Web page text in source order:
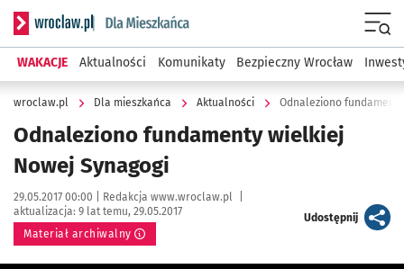
Serwis informacyjny wroclaw.pl podserwis: Dla mieszkańca
WAKACJE Aktualności Komunikaty Bezpieczny Wrocław
wroclaw.pl Dla mieszkańca Aktualności Odnaleziono
Odnaleziono fundamenty wielkiej
Nowej Synagogi
Data publikacji:
29.05.2017 00:00 | Autor:
Redakcja www.wroclaw.pl
aktualizacja: 9 lat temu, 29.05.2017
Materiał archiwalny
Udostępnijartykuł